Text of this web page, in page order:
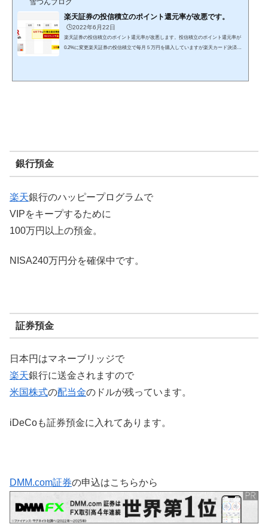
楽天証券の投信積立のポイント還元率が改悪です。
🕒️2022年6月22日
楽天証券の投信積立のポイント還元率が改悪します。投信積立のポイント還元率が
0.2%に変更楽天証券の投信積立で毎月５万円を購入していますが楽天カード決済で
銀行預金
楽天銀行のハッピープログラムで
VIPをキープするために
100万円以上の預金。
NISA240万円分を確保中です。
証券預金
日本円はマネーブリッジで
楽天銀行に送金されますので
米国株式の配当金のドルが残っています。
iDeCoも証券預金に入れてあります。
DMM.com証券の申込はこちらから